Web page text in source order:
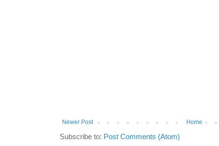
Newer Post Home
Subscribe to: Post Comments (Atom)